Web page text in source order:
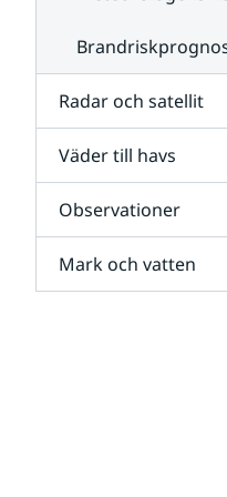
Radar och satellit
Väder till havs
Observationer
Mark och vatten